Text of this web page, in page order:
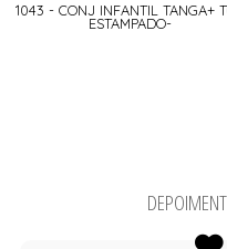
1043 - CONJ INFANTIL TANGA+
ESTAMPADO-